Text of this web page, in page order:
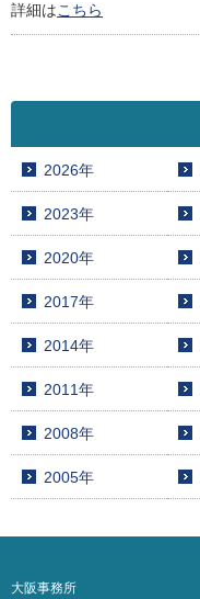
詳細はこちら
2026年
2023年
2020年
2017年
2014年
2011年
2008年
2005年
大阪事務所